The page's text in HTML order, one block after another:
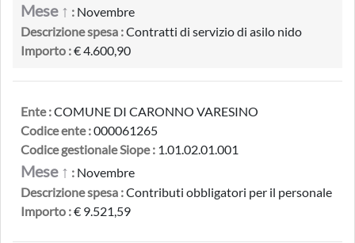
Mese ↑ : Novembre
Descrizione spesa :Contratti di servizio di asilo nido
Importo :€ 4.600,90
Ente :COMUNE DI CARONNO VARESINO
Codice ente :000061265
Codice gestionale Siope : 1.01.02.01.001
Mese ↑ : Novembre
Descrizione spesa :Contributi obbligatori per il personale
Importo :€ 9.521,59